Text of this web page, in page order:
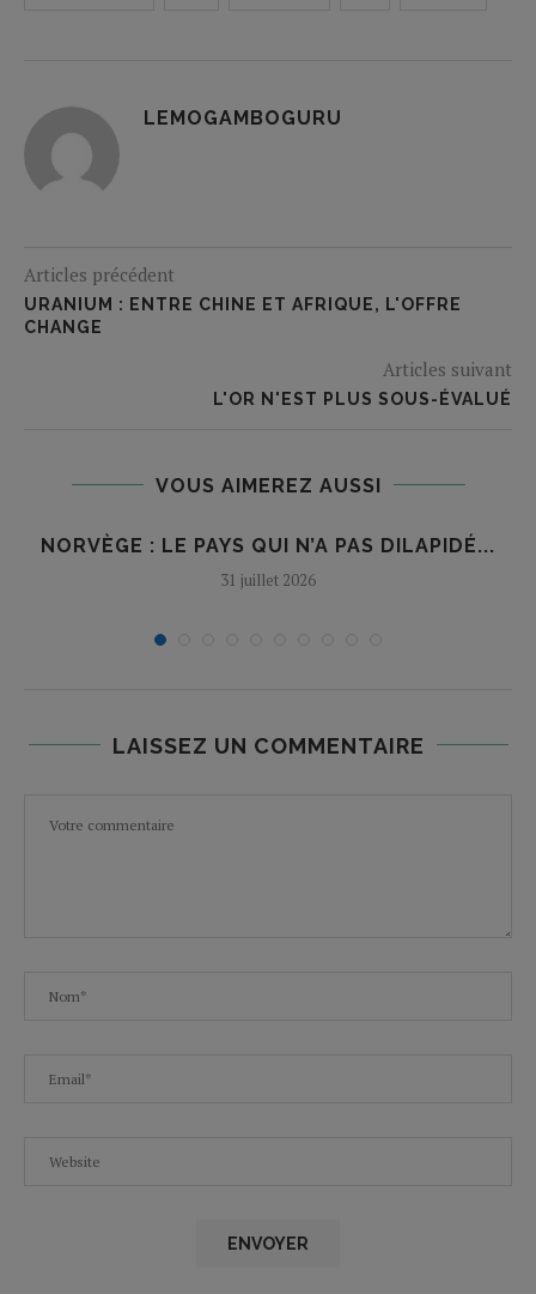
LEMOGAMBOGURU
Articles précédent
URANIUM : ENTRE CHINE ET AFRIQUE, L'OFFRE
CHANGE
Articles suivant
L'OR N'EST PLUS SOUS-ÉVALUÉ
VOUS AIMEREZ AUSSI
NORVÈGE : LE PAYS QUI N’A PAS DILAPIDÉ...
31 juillet 2026
LAISSEZ UN COMMENTAIRE